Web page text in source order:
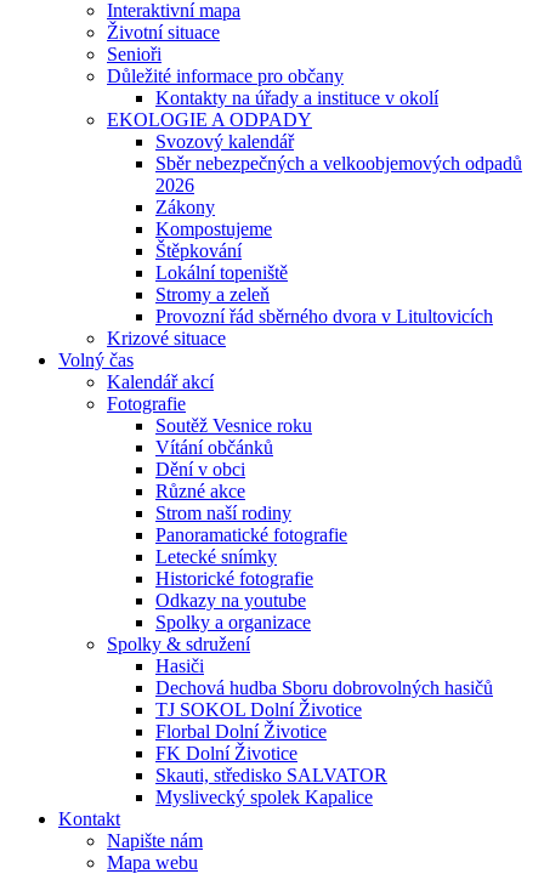
Interaktivní mapa
Životní situace
Senioři
Důležité informace pro občany
Kontakty na úřady a instituce v okolí
EKOLOGIE A ODPADY
Svozový kalendář
Sběr nebezpečných a velkoobjemových odpadů
2026
Zákony
Kompostujeme
Štěpkování
Lokální topeniště
Stromy a zeleň
Provozní řád sběrného dvora v Litultovicích
Krizové situace
Volný čas
Kalendář akcí
Fotografie
Soutěž Vesnice roku
Vítání občánků
Dění v obci
Různé akce
Strom naší rodiny
Panoramatické fotografie
Letecké snímky
Historické fotografie
Odkazy na youtube
Spolky a organizace
Spolky & sdružení
Hasiči
Dechová hudba Sboru dobrovolných hasičů
TJ SOKOL Dolní Životice
Florbal Dolní Životice
FK Dolní Životice
Skauti, středisko SALVATOR
Myslivecký spolek Kapalice
Kontakt
Napište nám
Mapa webu